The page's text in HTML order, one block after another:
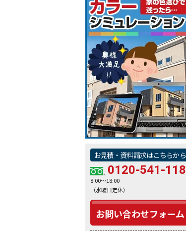
お見積・資料請求はこちらから
0120-541-118
8:00～18:00
（水曜日定休）
お問い合わせフォーム